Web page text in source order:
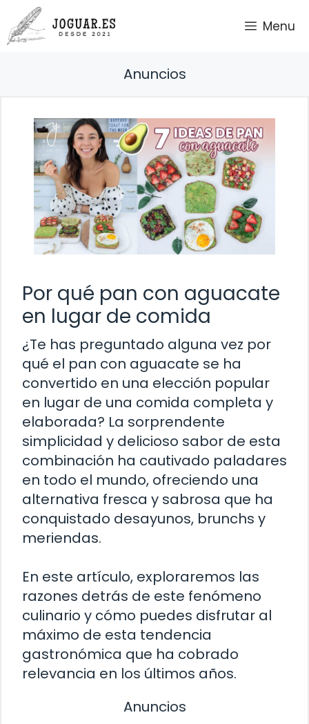
Saltar
al
contenido
Menu
Anuncios
Por qué pan con aguacate
en lugar de comida
¿Te has preguntado alguna vez por
qué el pan con aguacate se ha
convertido en una elección popular
en lugar de una comida completa y
elaborada? La sorprendente
simplicidad y delicioso sabor de esta
combinación ha cautivado paladares
en todo el mundo, ofreciendo una
alternativa fresca y sabrosa que ha
conquistado desayunos, brunchs y
meriendas.
En este artículo, exploraremos las
razones detrás de este fenómeno
culinario y cómo puedes disfrutar al
máximo de esta tendencia
gastronómica que ha cobrado
relevancia en los últimos años.
Anuncios